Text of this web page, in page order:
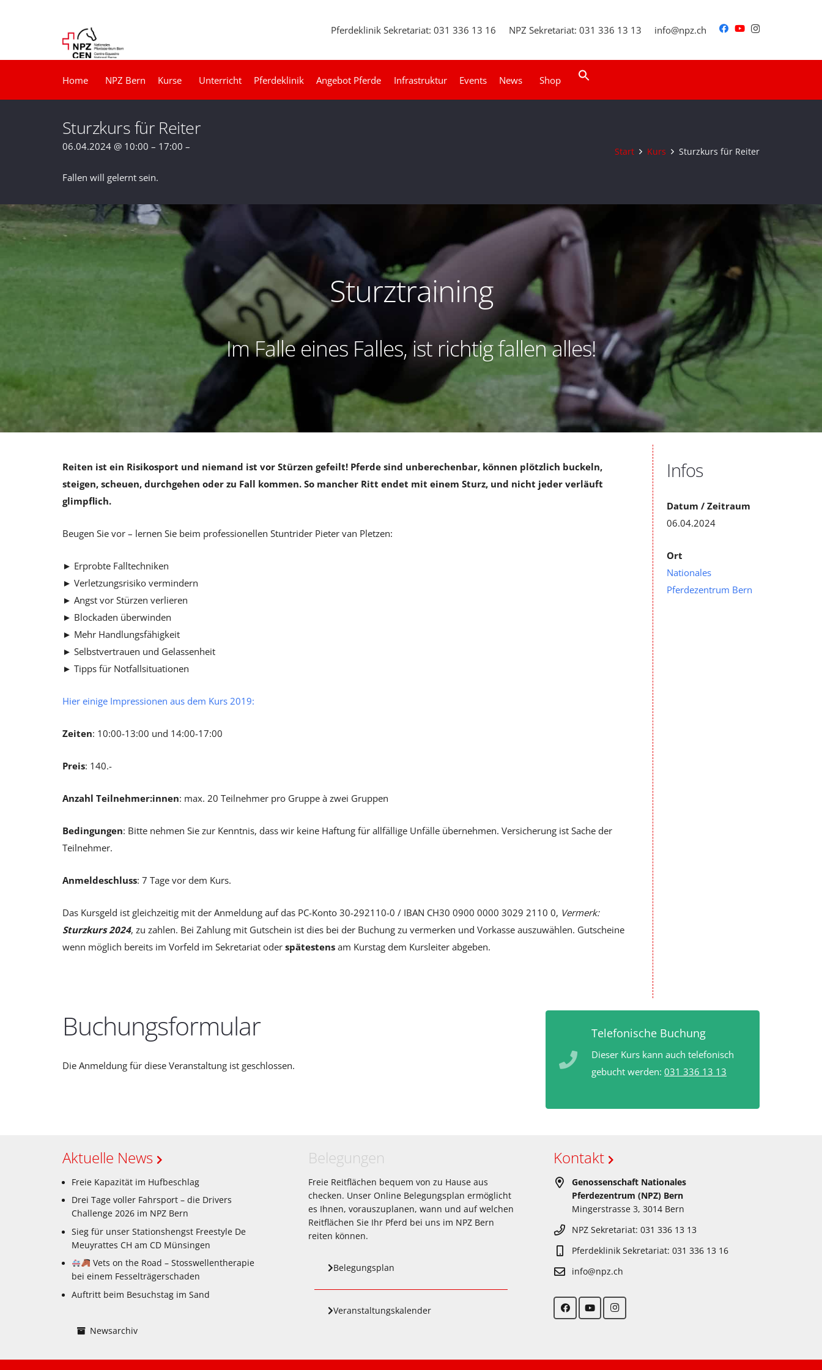
Pferdeklinik Sekretariat: 031 336 13 16 NPZ Sekretariat: 031 336 13 13 info@npz.ch
Home NPZ Bern Kurse Unterricht Pferdeklinik Angebot Pferde Infrastruktur Events News Shop for:
Sturzkurs für Reiter
06.04.2024 @ 10:00 – 17:00 –
Fallen will gelernt sein.
Start Kurs Sturzkurs für Reiter
Sturztraining
Im Falle eines Falles, ist richtig fallen alles!
Reiten ist ein Risikosport und niemand ist vor Stürzen gefeilt! Pferde sind unberechenbar, können plötzlich buckeln,
steigen, scheuen, durchgehen oder zu Fall kommen. So mancher Ritt endet mit einem Sturz, und nicht jeder verläuft
glimpflich.
Beugen Sie vor – lernen Sie beim professionellen Stuntrider Pieter van Pletzen:
► Erprobte Falltechniken
► Verletzungsrisiko vermindern
► Angst vor Stürzen verlieren
► Blockaden überwinden
► Mehr Handlungsfähigkeit
► Selbstvertrauen und Gelassenheit
► Tipps für Notfallsituationen
Hier einige Impressionen aus dem Kurs 2019:
Zeiten: 10:00-13:00 und 14:00-17:00
Preis: 140.-
Anzahl Teilnehmer:innen: max. 20 Teilnehmer pro Gruppe à zwei Gruppen
Bedingungen: Bitte nehmen Sie zur Kenntnis, dass wir keine Haftung für allfällige Unfälle übernehmen. Versicherung ist Sache der
Teilnehmer.
Anmeldeschluss: 7 Tage vor dem Kurs.
Das Kursgeld ist gleichzeitig mit der Anmeldung auf das PC-Konto 30-292110-0 / IBAN CH30 0900 0000 3029 2110 0, Vermerk:
Sturzkurs 2024, zu zahlen. Bei Zahlung mit Gutschein ist dies bei der Buchung zu vermerken und Vorkasse auszuwählen. Gutscheine
wenn möglich bereits im Vorfeld im Sekretariat oder spätestens am Kurstag dem Kursleiter abgeben.
Infos
Datum / Zeitraum
06.04.2024
Ort
Nationales
Pferdezentrum Bern
Buchungsformular
Die Anmeldung für diese Veranstaltung ist geschlossen.
Telefonische Buchung
Dieser Kurs kann auch telefonisch
gebucht werden: 031 336 13 13
Aktuelle News
Freie Kapazität im Hufbeschlag
Drei Tage voller Fahrsport – die Drivers
Challenge 2026 im NPZ Bern
Sieg für unser Stationshengst Freestyle De
Meuyrattes CH am CD Münsingen
Vets on the Road – Stosswellentherapie
bei einem Fesselträgerschaden
Auftritt beim Besuchstag im Sand
Newsarchiv
Belegungen
Freie Reitflächen bequem von zu Hause aus
checken. Unser Online Belegungsplan ermöglicht
es Ihnen, vorauszuplanen, wann und auf welchen
Reitflächen Sie Ihr Pferd bei uns im NPZ Bern
reiten können.
Belegungsplan
Veranstaltungskalender
Kontakt
Genossenschaft Nationales
Pferdezentrum (NPZ) Bern
Mingerstrasse 3, 3014 Bern
NPZ Sekretariat: 031 336 13 13
Pferdeklinik Sekretariat: 031 336 13 16
info@npz.ch